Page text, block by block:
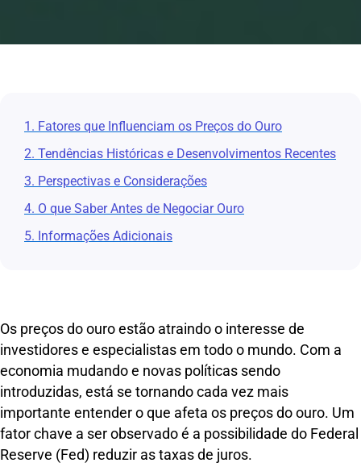
1. Fatores que Influenciam os Preços do Ouro
2. Tendências Históricas e Desenvolvimentos Recentes
3. Perspectivas e Considerações
4. O que Saber Antes de Negociar Ouro
5. Informações Adicionais
Os preços do ouro estão atraindo o interesse de
investidores e especialistas em todo o mundo. Com a
economia mudando e novas políticas sendo
introduzidas, está se tornando cada vez mais
importante entender o que afeta os preços do ouro. Um
fator chave a ser observado é a possibilidade do Federal
Reserve (Fed) reduzir as taxas de juros.